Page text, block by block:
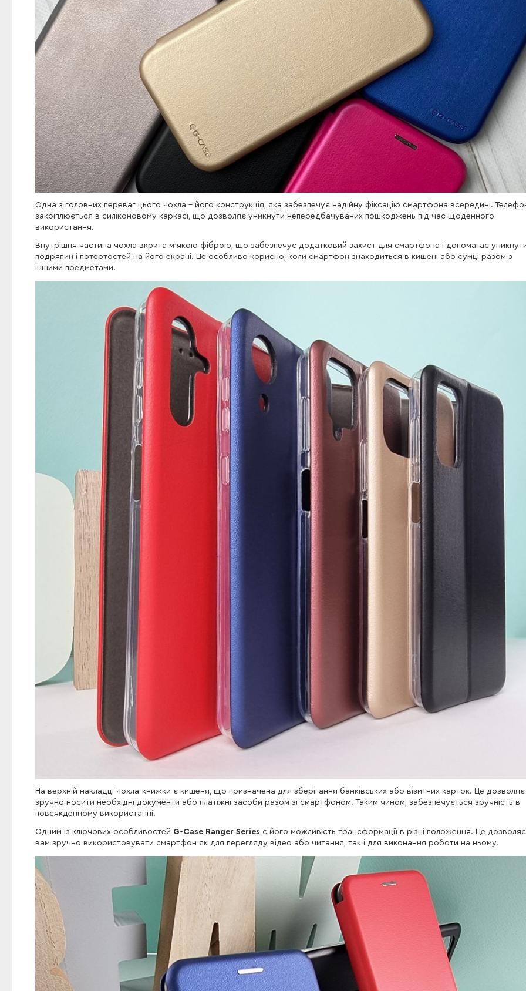
Одна з головних переваг цього чохла - його конструкція, яка забезпечує надійну фіксацію смартфона всередині.
закріплюється в силіконовому каркасі, що дозволяє уникнути непередбачуваних пошкоджень під час щоденного
використання.
Внутрішня частина чохла вкрита м'якою фіброю, що забезпечує додатковий захист для смартфона і допомагає
подряпин і потертостей на його екрані. Це особливо корисно, коли смартфон знаходиться в кишені або сумці разом з
іншими предметами.
На верхній накладці чохла-книжки є кишеня, що призначена для зберігання банківських або візитних карток. Це дозволяє
зручно носити необхідні документи або платіжні засоби разом зі смартфоном. Таким чином, забезпечується зручність в
повсякденному використанні.
Одним із ключових особливостей G-Case Ranger Series є його можливість трансформації в різні положення. Це дозволяє
вам зручно використовувати смартфон як для перегляду відео або читання, так і для виконання роботи на ньому.